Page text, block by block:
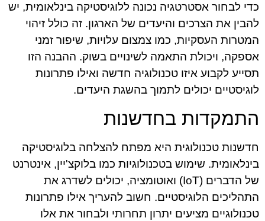
כדי לבחור אסטרטגיה נכונה ללוגיסטיקה בינלאומית, יש
להבין את הצרכים והיעדים של הארגון. זה כולל זיהוי
המטרות העסקיות, כמו צמצום עלויות, שיפור זמני
אספקה, ויכולת התאמה לשינויים בשוק. ההבנה הזו
תסייע לקבוע איזו טכנולוגיה חדשה ואילו פתרונות
לוגיסטיים יכולים לתמוך בהשגת היעדים.
התמקדות בחדשנות
חדשנות טכנולוגית היא מפתח להצלחה בלוגיסטיקה
בינלאומית. שימוש בטכנולוגיות כמו בלוקצ'יין, אינטרנט
של הדברים (IoT) ואוטומציה, יכולים לשדרג את
התהליכים הלוגיסטיים. חשוב להעריך אילו פתרונות
טכנולוגיים מציעים יתרון תחרותי ולבחור את אלו